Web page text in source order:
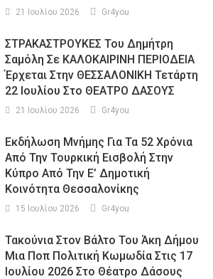
21 Ιουλίου 2026 Gr4you
ΣΤΡΑΚΑΣΤΡΟΥΚΕΣ Του Δημήτρη
Σαμόλη Σε ΚΑΛΟΚΑΙΡΙΝΗ ΠΕΡΙΟΔΕΙΑ
Έρχεται Στην ΘΕΣΣΑΛΟΝΙΚΗ Τετάρτη
22 Ιουλίου Στο ΘΕΑΤΡΟ ΔΑΣΟΥΣ
21 Ιουλίου 2026 Gr4you
Εκδήλωση Μνήμης Για Τα 52 Χρόνια
Από Την Τουρκική Εισβολή Στην
Κύπρο Από Την Ε’ Δημοτική
Κοινότητα Θεσσαλονίκης
15 Ιουλίου 2026 Gr4you
Τακούνια Στον Βάλτο Του Άκη Δήμου
Μια Ποπ Πολιτική Κωμωδία Στις 17
Ιουλίου 2026 Στο Θέατρο Δάσους